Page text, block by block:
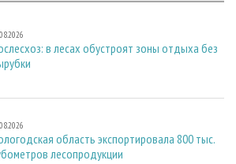
в лесах обустроят зоны отдыха без
область экспортировала 800 тыс.
лесопродукции